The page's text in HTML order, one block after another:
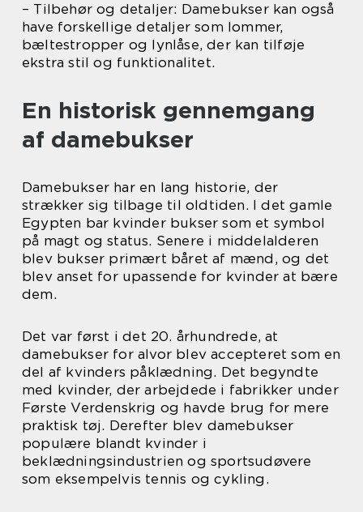
– Tilbehør og detaljer: Damebukser kan også
have forskellige detaljer som lommer,
bæltestropper og lynlåse, der kan tilføje
ekstra stil og funktionalitet.
En historisk gennemgang
af damebukser
Damebukser har en lang historie, der
strækker sig tilbage til oldtiden. I det gamle
Egypten bar kvinder bukser som et symbol
på magt og status. Senere i middelalderen
blev bukser primært båret af mænd, og det
blev anset for upassende for kvinder at bære
dem.
Det var først i det 20. århundrede, at
damebukser for alvor blev accepteret som en
del af kvinders påklædning. Det begyndte
med kvinder, der arbejdede i fabrikker under
Første Verdenskrig og havde brug for mere
praktisk tøj. Derefter blev damebukser
populære blandt kvinder i
beklædningsindustrien og sportsudøvere
som eksempelvis tennis og cykling.